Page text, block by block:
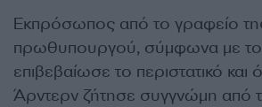
Εκπρόσωπος από το γραφείο
πρωθυπουργού, σύμφωνα με το
επιβεβαίωσε το περιστατικό και
Άρντερν ζήτησε συγγνώμη από